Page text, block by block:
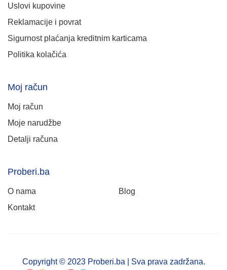
Uslovi kupovine
Reklamacije i povrat
Sigurnost plaćanja kreditnim karticama
Politika kolačića
Moj račun
Moj račun
Moje narudžbe
Detalji računa
Proberi.ba
O nama
Blog
Kontakt
Copyright © 2023 Proberi.ba | Sva prava zadržana.